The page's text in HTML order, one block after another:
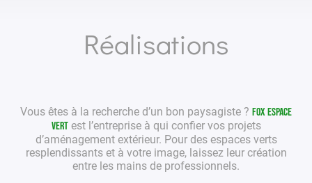
Réalisations
Vous êtes à la recherche d’un bon paysagiste ? Fox Espace
Vertest l’entreprise à qui confier vos projets
d’aménagement extérieur. Pour des espaces verts
resplendissants et à votre image, laissez leur création
entre les mains de professionnels.